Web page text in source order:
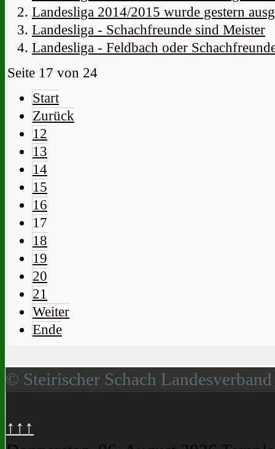
Landesliga 2014/2015 wurde gestern
Landesliga - Schachfreunde sind Meister
Landesliga - Feldbach oder
Seite 17 von 24
Start
Zurück
12
13
14
15
16
17
18
19
20
21
Weiter
Ende
© Steirischer Schach Landesverband
↑↑↑